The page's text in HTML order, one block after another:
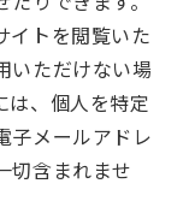
イトを閲覧いた
いただけない場
は、個人を特定
子メールアドレ
切含まれませ